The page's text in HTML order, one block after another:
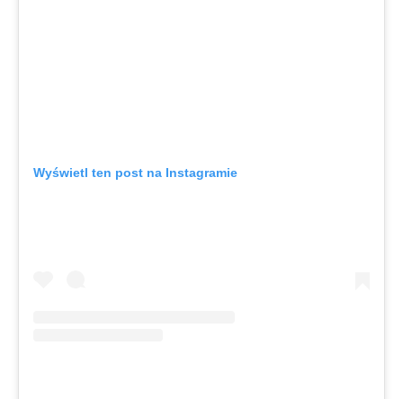
Wyświetl ten post na Instagramie